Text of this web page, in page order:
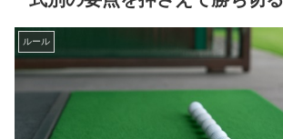
ルール